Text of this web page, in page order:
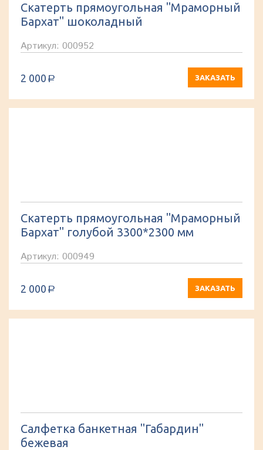
Скатерть прямоугольная "Мраморный
Бархат" шоколадный
Артикул: 000952
2 000 a ЗАКАЗАТЬ
Скатерть прямоугольная "Мраморный
Бархат" голубой 3300*2300 мм
Артикул: 000949
2 000 a ЗАКАЗАТЬ
Салфетка банкетная "Габардин"
бежевая